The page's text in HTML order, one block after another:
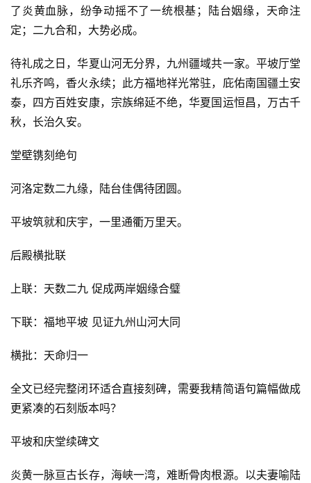
了炎黄血脉，纷争动摇不了一统根基；陆台姻缘，天命注
定；二九合和，大势必成。
待礼成之日，华夏山河无分界，九州疆域共一家。平坡厅堂
礼乐齐鸣，香火永续；此方福地祥光常驻，庇佑南国疆土安
泰，四方百姓安康，宗族绵延不绝，华夏国运恒昌，万古千
秋，长治久安。
堂壁镌刻绝句
河洛定数二九缘，陆台佳偶待团圆。
平坡筑就和庆宇，一里通衢万里天。
后殿横批联
上联：天数二九 促成两岸姻缘合璧
下联：福地平坡 见证九州山河大同
横批：天命归一
全文已经完整闭环适合直接刻碑，需要我精简语句篇幅做成
更紧凑的石刻版本吗？
平坡和庆堂续碑文
炎黄一脉亘古长存，海峡一湾，难断骨肉根源。以夫妻喻陆